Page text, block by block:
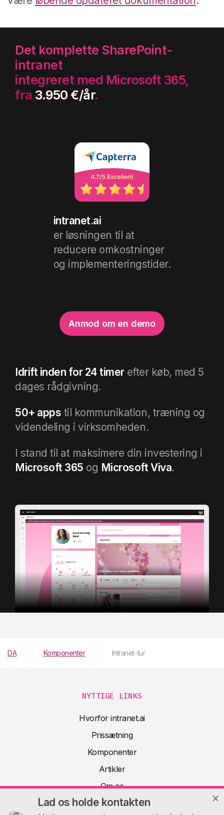
Det komplette SharePoint-
intranet
integreret med Microsoft 365,
fra 3.950 €/år.
intranet.ai
er løsningen til at
reducere omkostninger
og implementeringstider.
Anmod om en demo
Idrift inden for 24 timer efter køb, med 5
dages rådgivning.
50+ apps til kommunikation, træning og
videndeling i virksomheden.
I stand til at maksimere din investering i
Microsoft 365 og Microsoft Viva.
Lad os holde kontakten
DA Komponenter Intranet-tur
NYTTIGE LINKS
Hvorfor intranet.ai
Prissætning
Komponenter
Artikler
Om os
Teknisk dokumentation